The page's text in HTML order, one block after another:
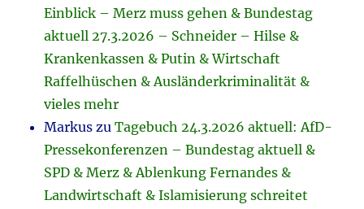
Einblick – Merz muss gehen & Bundestag
aktuell 27.3.2026 – Schneider – Hilse &
Krankenkassen & Putin & Wirtschaft
Raffelhüschen & Ausländerkriminalität &
vieles mehr
Markus zuTagebuch 24.3.2026 aktuell: AfD-
Pressekonferenzen – Bundestag aktuell &
SPD & Merz & Ablenkung Fernandes &
Landwirtschaft & Islamisierung schreitet